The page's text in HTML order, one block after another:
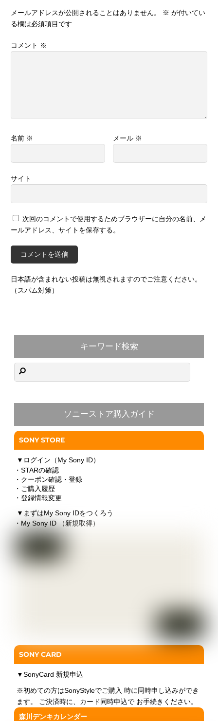
メールアドレスが公開されることはありません。 ※ が付いてい
る欄は必須項目です
コメント ※
名前 ※ メール ※
サイト
次回のコメントで使用するためブラウザーに自分の名前、メ
ールアドレス、サイトを保存する。
日本語が含まれない投稿は無視されますのでご注意ください。
（スパム対策）
キーワード検索
ソニーストア購入ガイド
SONY STORE
▼ ログイン（My Sony ID）
・STARの確認
・クーポン確認・登録
・ご購入履歴
・登録情報変更
▼ まずはMy Sony IDをつくろう
・My Sony ID （新規取得）
SONY CARD
▼SonyCard 新規申込
※初めての方はSonyStyleでご購入 時に同時申し込みができ
ます。 ご決済時に、カード同時申込で お手続きください。
森川デンキカレンダー